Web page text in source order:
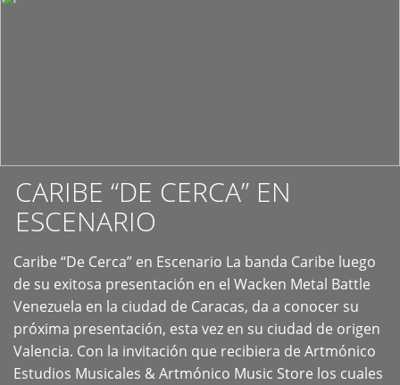
CARIBE “DE CERCA” EN
ESCENARIO
Caribe “De Cerca” en Escenario La banda Caribe luego
de su exitosa presentación en el Wacken Metal Battle
Venezuela en la ciudad de Caracas, da a conocer su
próxima presentación, esta vez en su ciudad de origen
Valencia. Con la invitación que recibiera de Artmónico
Estudios Musicales & Artmónico Music Store los cuales
+